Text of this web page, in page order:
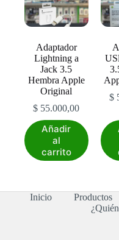
Adaptador
Lightning a
Jack 3.5
Hembra Apple
Original
$ 55.000,00
Añadir
al
carrito
$
Inicio Productos